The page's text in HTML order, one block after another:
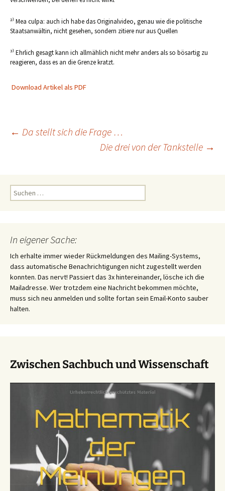
²⁾ Mea culpa: auch ich habe das Originalvideo, genau wie die politische
Staatsanwältin, nicht gesehen, sondern zitiere nur aus Quellen
³⁾ Ehrlich gesagt kann ich allmählich nicht mehr anders als so bösartig zu
reagieren, dass es an die Grenze kratzt.
Download Artikel als PDF
Beitragsnavigation
← Da stellt sich die Frage …
Die drei von der Tankstelle →
Suchen
nach:
In eigener Sache:
Ich erhalte immer wieder Rückmeldungen des Mailing-Systems,
dass automatische Benachrichtigungen nicht zugestellt werden
konnten. Das nervt! Passiert das 3x hintereinander, lösche ich die
Mailadresse. Wer trotzdem eine Nachricht bekommen möchte,
muss sich neu anmelden und sollte fortan sein Email-Konto sauber
halten.
Zwischen Sachbuch und Wissenschaft